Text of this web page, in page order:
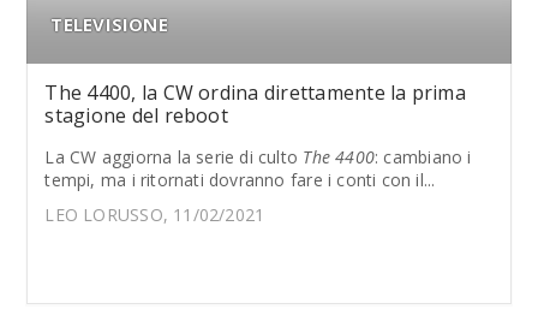
TELEVISIONE
The 4400, la CW ordina direttamente la prima
stagione del reboot
La CW aggiorna la serie di culto The 4400: cambiano i
tempi, ma i ritornati dovranno fare i conti con il...
LEO LORUSSO, 11/02/2021